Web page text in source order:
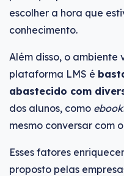
escolher a hora que
conhecimento.
Além disso, o
plataforma LMS é
abastecido com
dos alunos, como
mesmo conversar com
Esses fatores
proposto pelas